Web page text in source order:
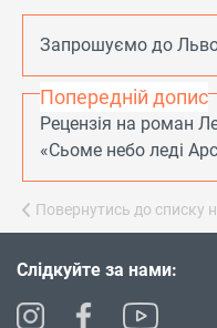
Запрошуємо до
Попередній допис
Рецензія на роман
«Сьоме небо леді
Повернутись до списку
Слідкуйте за нами: